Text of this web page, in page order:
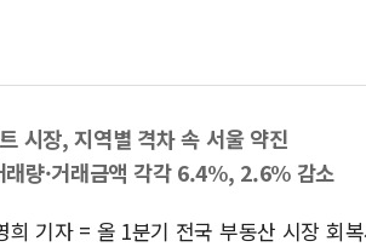
시장, 지역별 격차 속 서울 약진
래량·거래금액 각각 6.4%, 2.6% 감소
희 기자 = 올 1분기 전국 부동산 시장 회